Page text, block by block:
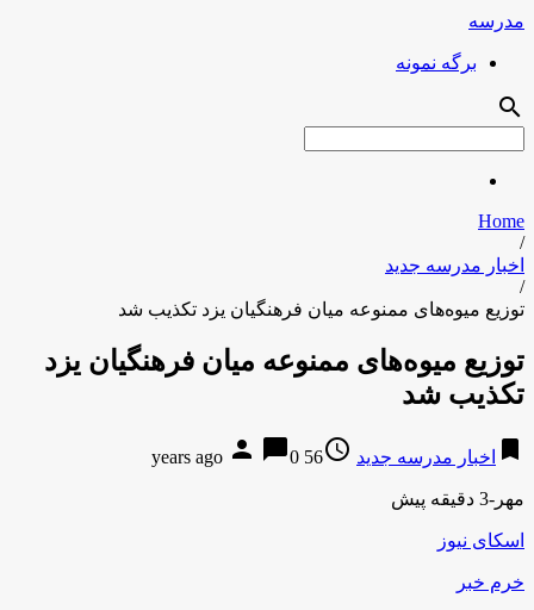
مدرسه
برگه نمونه
search
Home
/
اخبار مدرسه جدید
/
توزیع میوه‌های ممنوعه میان فرهنگیان یزد تکذیب شد
توزیع میوه‌های ممنوعه میان فرهنگیان یزد
تکذیب شد
bookmark اخبار مدرسه جدید access_time
56 years ago
person chat_bubble0
مهر-3 دقیقه پیش
اسکای نیوز
خرم خبر